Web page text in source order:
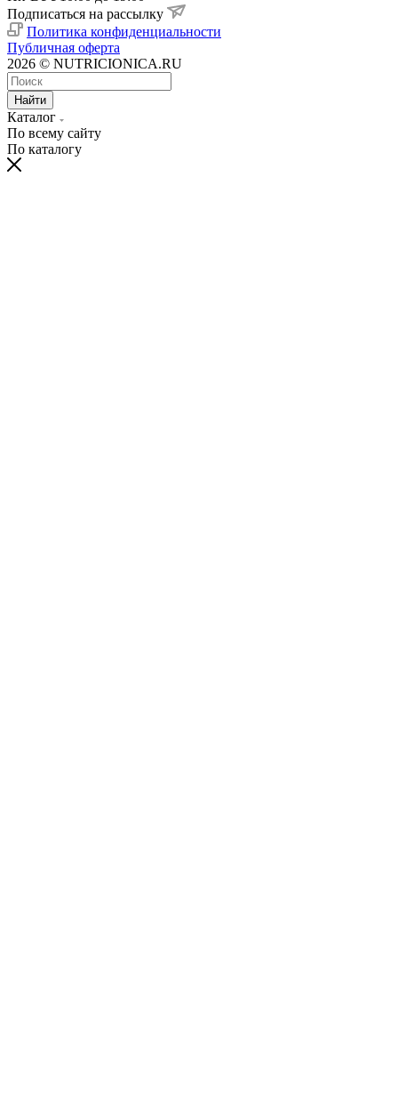
Подписаться на рассылку
Политика конфиденциальности
Публичная оферта
2026 © NUTRICIONICA.RU
Найти
Каталог
По всему сайту
По каталогу